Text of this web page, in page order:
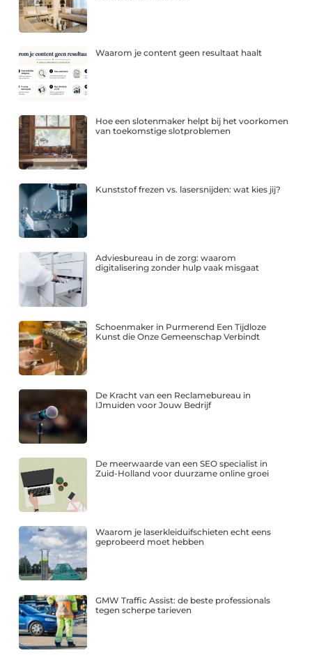
Waarom je content geen resultaat haalt
Hoe een slotenmaker helpt bij het voorkomen
van toekomstige slotproblemen
Kunststof frezen vs. lasersnijden: wat kies jij?
Adviesbureau in de zorg: waarom
digitalisering zonder hulp vaak misgaat
Schoenmaker in Purmerend Een Tijdloze
Kunst die Onze Gemeenschap Verbindt
De Kracht van een Reclamebureau in
IJmuiden voor Jouw Bedrijf
De meerwaarde van een SEO specialist in
Zuid-Holland voor duurzame online groei
Waarom je laserkleiduifschieten echt eens
geprobeerd moet hebben
GMW Traffic Assist: de beste professionals
tegen scherpe tarieven